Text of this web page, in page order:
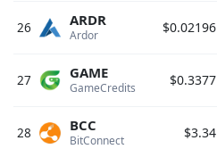
26 Ardor
ARDR $0.02196
27 GameCredits
GAME $0.3377
28 BitConnect
BCC $3.34